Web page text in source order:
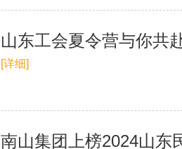
山东工会夏令营与你
[详细]
南山集团上榜2024山东